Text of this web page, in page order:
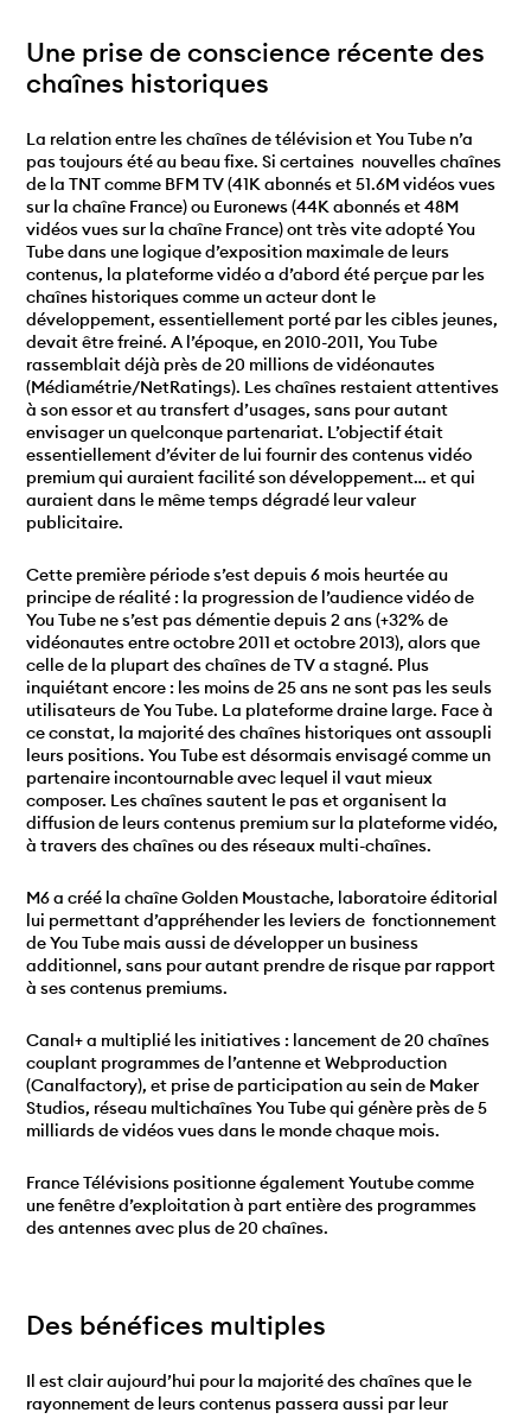
Une prise de conscience récente des
chaînes historiques
La relation entre les chaînes de télévision et You Tube n’a
pas toujours été au beau fixe. Si certaines nouvelles chaînes
de la TNT comme BFM TV (41K abonnés et 51.6M vidéos vues
sur la chaîne France) ou Euronews (44K abonnés et 48M
vidéos vues sur la chaîne France) ont très vite adopté You
Tube dans une logique d’exposition maximale de leurs
contenus, la plateforme vidéo a d’abord été perçue par les
chaînes historiques comme un acteur dont le
développement, essentiellement porté par les cibles jeunes,
devait être freiné. A l’époque, en 2010-2011, You Tube
rassemblait déjà près de 20 millions de vidéonautes
(Médiamétrie/NetRatings). Les chaînes restaient attentives
à son essor et au transfert d’usages, sans pour autant
envisager un quelconque partenariat. L’objectif était
essentiellement d’éviter de lui fournir des contenus vidéo
premium qui auraient facilité son développement… et qui
auraient dans le même temps dégradé leur valeur
publicitaire.
Cette première période s’est depuis 6 mois heurtée au
principe de réalité : la progression de l’audience vidéo de
You Tube ne s’est pas démentie depuis 2 ans (+32% de
vidéonautes entre octobre 2011 et octobre 2013), alors que
celle de la plupart des chaînes de TV a stagné. Plus
inquiétant encore : les moins de 25 ans ne sont pas les seuls
utilisateurs de You Tube. La plateforme draine large. Face à
ce constat, la majorité des chaînes historiques ont assoupli
leurs positions. You Tube est désormais envisagé comme un
partenaire incontournable avec lequel il vaut mieux
composer. Les chaînes sautent le pas et organisent la
diffusion de leurs contenus premium sur la plateforme vidéo,
à travers des chaînes ou des réseaux multi-chaînes.
M6 a créé la chaîne Golden Moustache, laboratoire éditorial
lui permettant d’appréhender les leviers de fonctionnement
de You Tube mais aussi de développer un business
additionnel, sans pour autant prendre de risque par rapport
à ses contenus premiums.
Canal+ a multiplié les initiatives : lancement de 20 chaînes
couplant programmes de l’antenne et Webproduction
(Canalfactory), et prise de participation au sein de Maker
Studios, réseau multichaînes You Tube qui génère près de 5
milliards de vidéos vues dans le monde chaque mois.
France Télévisions positionne également Youtube comme
une fenêtre d’exploitation à part entière des programmes
des antennes avec plus de 20 chaînes.
Des bénéfices multiples
Il est clair aujourd’hui pour la majorité des chaînes que le
rayonnement de leurs contenus passera aussi par leur